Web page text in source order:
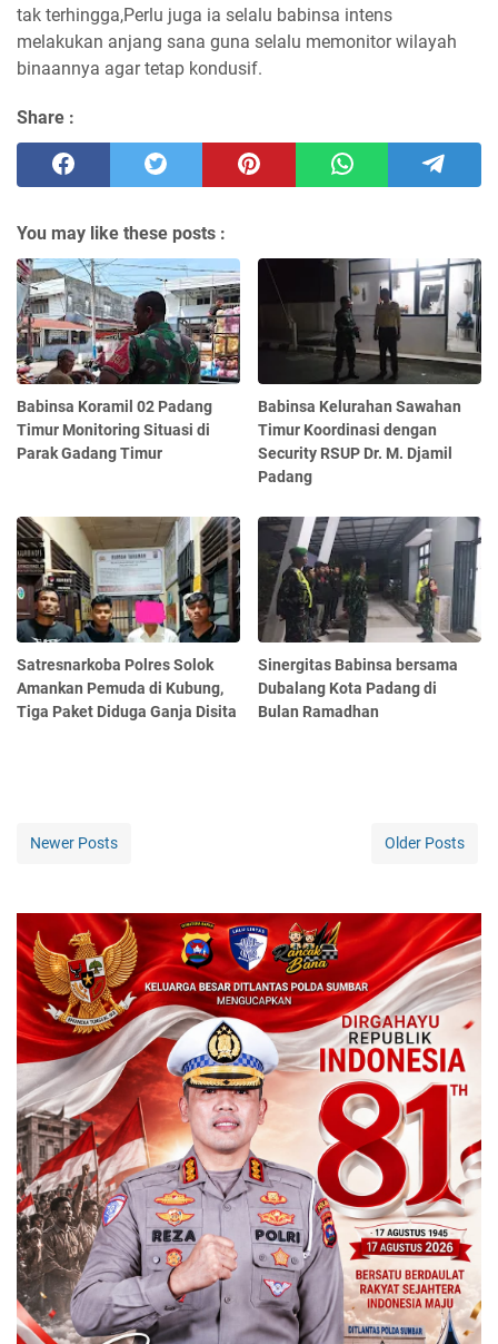
tak terhingga,Perlu juga ia selalu babinsa intens
melakukan anjang sana guna selalu memonitor wilayah
binaannya agar tetap kondusif.
Share :
You may like these posts :
Babinsa Koramil 02 Padang
Timur Monitoring Situasi di
Parak Gadang Timur
Babinsa Kelurahan Sawahan
Timur Koordinasi dengan
Security RSUP Dr. M. Djamil
Padang
Satresnarkoba Polres Solok
Amankan Pemuda di Kubung,
Tiga Paket Diduga Ganja Disita
Sinergitas Babinsa bersama
Dubalang Kota Padang di
Bulan Ramadhan
Newer Posts Older Posts